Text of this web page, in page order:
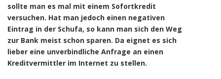
sollte man es mal mit einem Sofortkredit
versuchen. Hat man jedoch einen negativen
Eintrag in der Schufa, so kann man sich den Weg
zur Bank meist schon sparen. Da eignet es sich
lieber eine unverbindliche Anfrage an einen
Kreditvermittler im Internet zu stellen.